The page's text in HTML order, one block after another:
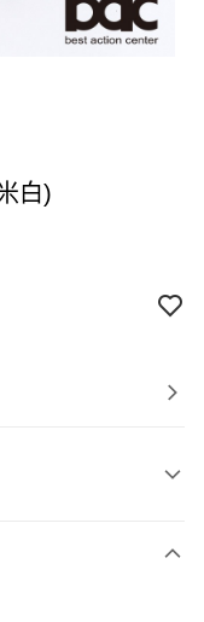
白)